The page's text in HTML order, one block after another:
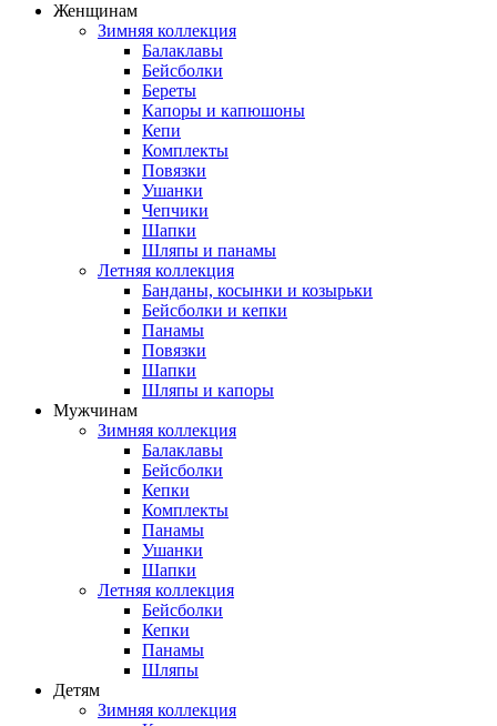
Женщинам
Зимняя коллекция
Балаклавы
Бейсболки
Береты
Капоры и капюшоны
Кепи
Комплекты
Повязки
Ушанки
Чепчики
Шапки
Шляпы и панамы
Летняя коллекция
Банданы, косынки и козырьки
Бейсболки и кепки
Панамы
Повязки
Шапки
Шляпы и капоры
Мужчинам
Зимняя коллекция
Балаклавы
Бейсболки
Кепки
Комплекты
Панамы
Ушанки
Шапки
Летняя коллекция
Бейсболки
Кепки
Панамы
Шляпы
Детям
Зимняя коллекция